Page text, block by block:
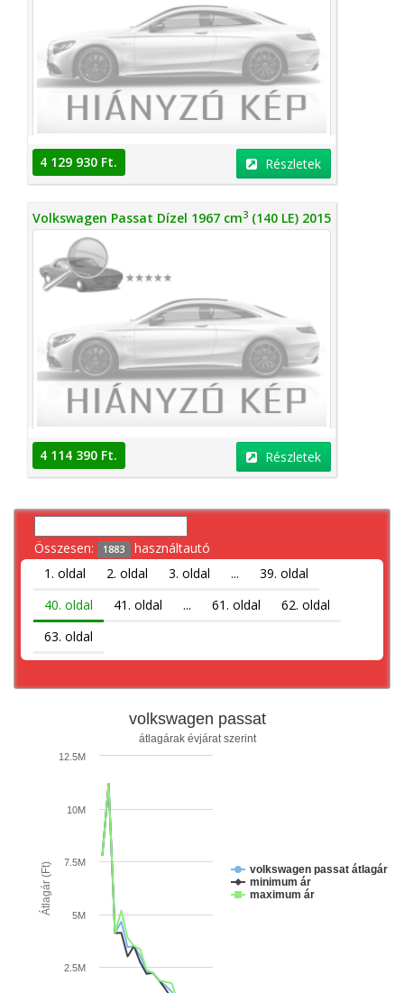
4 129 930 Ft. Részletek
Volkswagen Passat Dízel 1967 cm3 (140 LE) 2015
4 114 390 Ft. Részletek
Összesen: 1883 használtautó
1. oldal
2. oldal 3. oldal ...
39. oldal
40. oldal
41. oldal ... 61. oldal
62. oldal
63. oldal
Átlagár (Ft)
volkswagen passat
átlagárak évjárat szerint
volkswagen passat átlagár
minimum ár
maximum ár
2.5M
5M
7.5M
10M
12.5M